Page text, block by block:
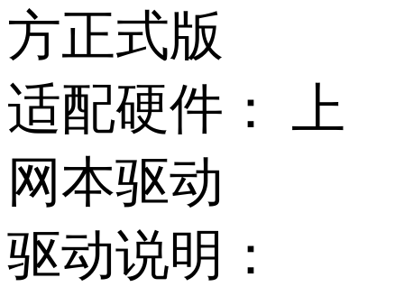
方正式版
适配硬件：
上
网本驱动
驱动说明：